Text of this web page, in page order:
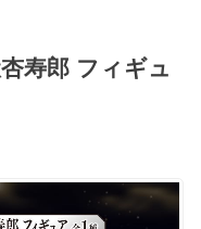
寿郎 フィギュ